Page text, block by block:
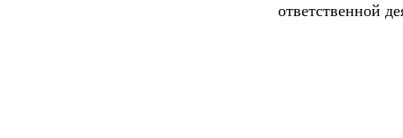
ответственной